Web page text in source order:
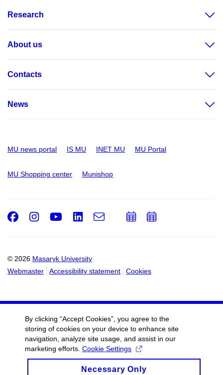
Research
About us
Contacts
News
MU news portal IS MU INET MU MU Portal
MU Shopping center Munishop
© 2026 Masaryk University
Webmaster
Accessibility statement Cookies
Facebook
Instagram
Youtube
LinkedIn
e-
AddAdd
By clicking “Accept Cookies”, you agree to the
storing of cookies on your device to enhance site
navigation, analyze site usage, and assist in our
marketing efforts. Cookie Settings
Necessary Only